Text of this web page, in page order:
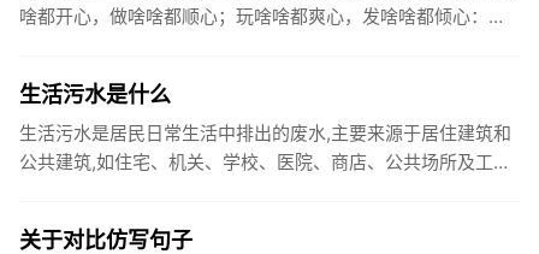
啥都开心，做啥啥都顺心；玩啥啥都爽心，发啥啥都倾心：祝
生活污水是什么
生活污水是居民日常生活中排出的废水,主要来源于居住建筑和
公共建筑,如住宅、机关、学校、医院、商店、公共场所及工业
关于对比仿写句子